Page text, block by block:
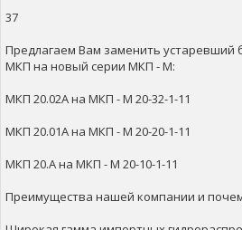
37
Предлагаем Вам заменить устаревший
МКП на новый серии МКП - М:
МКП 20.02А на МКП - М 20-32-1-11
МКП 20.01А на МКП - М 20-20-1-11
МКП 20.А на МКП - М 20-10-1-11
Преимущества нашей компании и